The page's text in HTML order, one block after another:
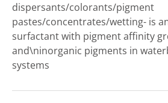
dispersants/colorants/pigment
pastes/concentrates/wetting- is
surfactant with pigment affinity
and\ninorganic pigments in
systems